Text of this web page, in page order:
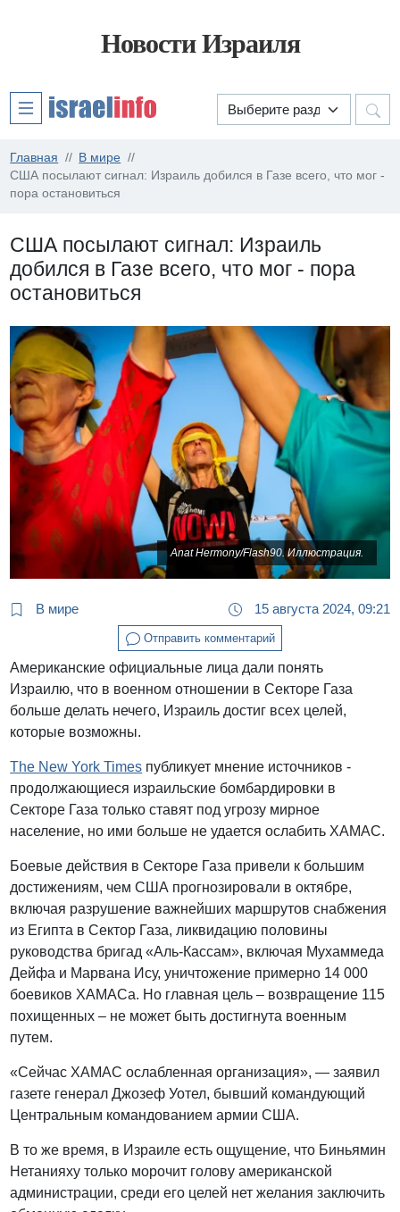
Новости Израиля
Главная
В мире
США посылают сигнал: Израиль добился в Газе всего, что мог -
пора остановиться
США посылают сигнал: Израиль
добился в Газе всего, что мог - пора
остановиться
Anat Hermony/Flash90. Иллюстрация.
В мире 15 августа 2024, 09:21
Отправить комментарий
Американские официальные лица дали понять
Израилю, что в военном отношении в Секторе Газа
больше делать нечего, Израиль достиг всех целей,
которые возможны.
The New York Times публикует мнение источников -
продолжающиеся израильские бомбардировки в
Cекторе Газа только ставят под угрозу мирное
население, но ими больше не удается ослабить ХАМАС.
Боевые действия в Cекторе Газа привели к большим
достижениям, чем США прогнозировали в октябре,
включая разрушение важнейших маршрутов снабжения
из Египта в Сектор Газа, ликвидацию половины
руководства бригад «Аль-Кассам», включая Мухаммеда
Дейфа и Марвана Ису, уничтожение примерно 14 000
боевиков ХАМАСа. Но главная цель – возвращение 115
похищенных – не может быть достигнута военным
путем.
«Сейчас ХАМАС ослабленная организация», — заявил
газете генерал Джозеф Уотел, бывший командующий
Центральным командованием армии США.
В то же время, в Израиле есть ощущение, что Биньямин
Нетанияху только морочит голову американской
администрации, среди его целей нет желания заключить